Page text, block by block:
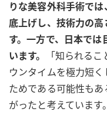
りな美容外科手術で
底上げし、技術力の
す。一方で、日本で
います。
「知られる
ウンタイムを極力短
ためである可能性も
がったと考えています。